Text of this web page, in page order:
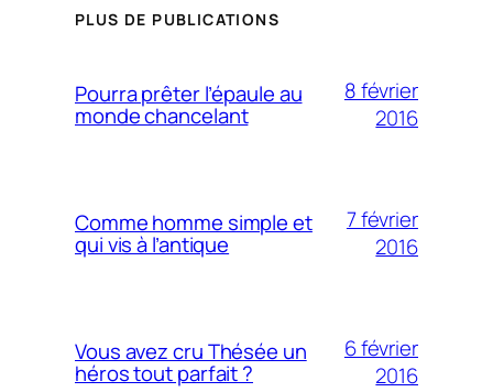
PLUS DE PUBLICATIONS
Pourra prêter l’épaule au
monde chancelant
8 février
2016
Comme homme simple et
qui vis à l’antique
7 février
2016
Vous avez cru Thésée un
héros tout parfait ?
6 février
2016